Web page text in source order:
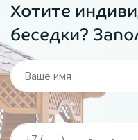
Хотите
беседки?